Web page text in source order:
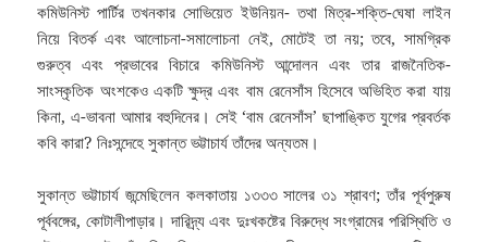
কমিউনিস্ট পার্টির তখনকার সোভিয়েত ইউনিয়ন- তথা মিত্র-শক্তি-ঘেষা লাইন
নিয়ে বিতর্ক এবং আলোচনা-সমালোচনা নেই, মোটেই তা নয়; তবে, সামগ্রিক
গুরুত্ব এবং প্রভাবের বিচারে কমিউনিস্ট আন্দোলন এবং তার রাজনৈতিক-
সাংস্কৃতিক অংশকেও একটি ক্ষুদ্র এবং বাম রেনেসাঁস হিসেবে অভিহিত করা যায়
কিনা, এ-ভাবনা আমার বহুদিনের। সেই ‘বাম রেনেসাঁস’ ছাপাঙ্কিত যুগের প্রবর্তক
কবি কারা? নিঃসন্দেহে সুকান্ত ভট্টাচার্য তাঁদের অন্যতম।
সুকান্ত ভট্টাচার্য জন্মেছিলেন কলকাতায় ১৩৩৩ সালের ৩১ শ্রাবণ; তাঁর পূর্বপুরুষ
পূর্ববঙ্গের, কোটালীপাড়ার। দারিদ্র্য এবং দুঃখকষ্টের বিরুদ্ধে সংগ্রামের পরিস্থিতি ও